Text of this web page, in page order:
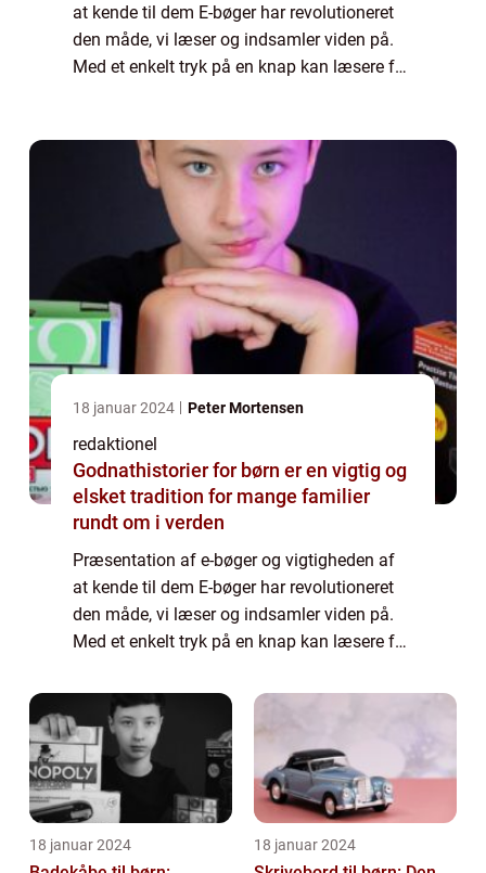
at kende til dem E-bøger har revolutioneret
den måde, vi læser og indsamler viden på.
Med et enkelt tryk på en knap kan læsere få
18 januar 2024 Peter Mortensen
redaktionel
Godnathistorier for børn er en vigtig og
elsket tradition for mange familier
rundt om i verden
Præsentation af e-bøger og vigtigheden af
at kende til dem E-bøger har revolutioneret
den måde, vi læser og indsamler viden på.
Med et enkelt tryk på en knap kan læsere få
deres elektroniske enheder. I denne ...
18 januar 2024 18 januar 2024